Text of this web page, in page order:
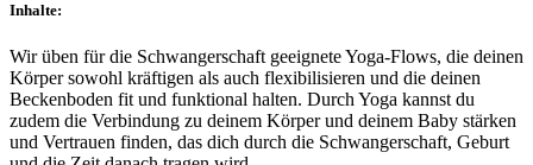
Inhalte:
Wir üben für die Schwangerschaft geeignete Yoga-Flows, die deinen
Körper sowohl kräftigen als auch flexibilisieren und die deinen
Beckenboden fit und funktional halten. Durch Yoga kannst du
zudem die Verbindung zu deinem Körper und deinem Baby stärken
und Vertrauen finden, das dich durch die Schwangerschaft, Geburt